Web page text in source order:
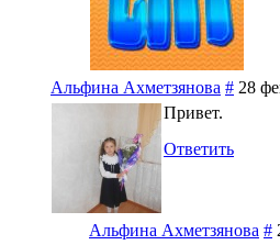
Альфина Ахметзянова # 28
Привет.
Ответить
Альфина Ахметзянова #